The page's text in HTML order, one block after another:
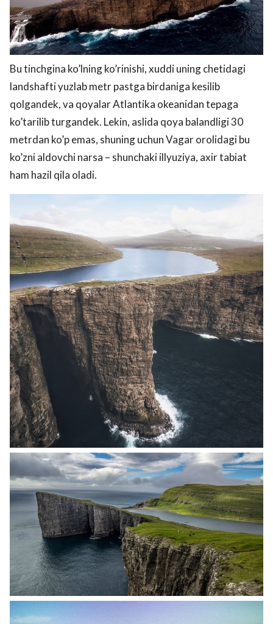
Bu tinchgina ko’lning ko’rinishi, xuddi uning chetidagi
landshafti yuzlab metr pastga birdaniga kesilib
qolgandek, va qoyalar Atlantika okeanidan tepaga
ko’tarilib turgandek. Lekin, aslida qoya balandligi 30
metrdan ko’p emas, shuning uchun Vagar orolidagi bu
ko’zni aldovchi narsa – shunchaki illyuziya, axir tabiat
ham hazil qila oladi.